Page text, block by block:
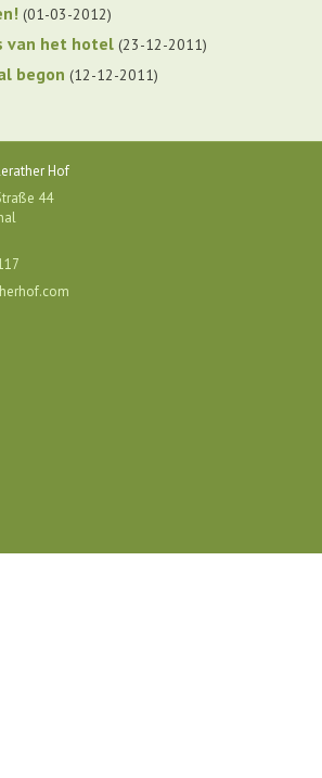
01-03-2012
van het hotel 23-12-2011
begon 12-12-2011
Hof
44